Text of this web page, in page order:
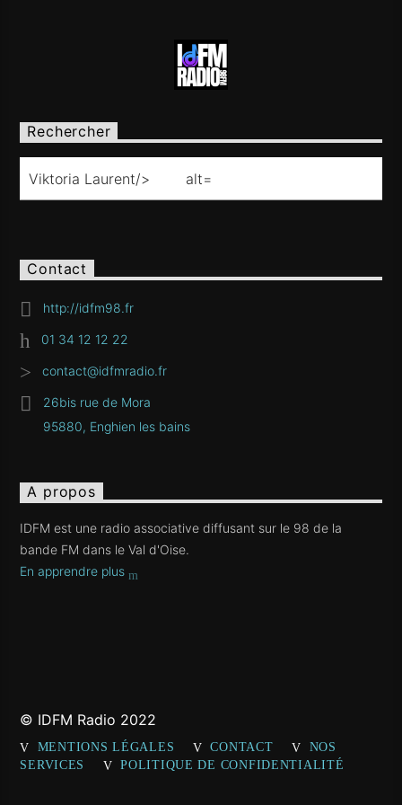
Rechercher
Contact
http://idfm98.fr
01 34 12 12 22
contact@idfmradio.fr
26bis rue de Mora
95880, Enghien les bains
A propos
IDFM est une radio associative diffusant sur le 98 de la
bande FM dans le Val d'Oise.
En apprendre plus
© IDFM Radio 2022
MENTIONS LÉGALES CONTACT
NOS
SERVICES
POLITIQUE DE CONFIDENTIALITÉ